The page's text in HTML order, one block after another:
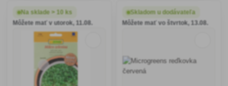
na 5-6 cm ostriháme a
použijeme na chlebík, alebo
na 5-6 cm ostriháme a
použijeme na chlebík, alebo
Na sklade > 10 ks
Môžete mať v utorok, 11.08.
Skladom u dodávateľa
Môžete mať vo štvrtok, 13.08.